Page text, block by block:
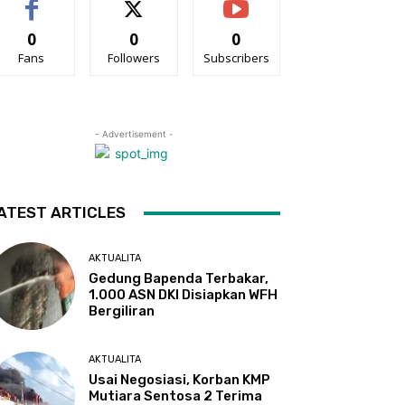
0
Fans
0
Followers
0
Subscribers
- Advertisement -
ARTICLES
AKTUALITA
Gedung Bapenda Terbakar,
1.000 ASN DKI Disiapkan WFH
Bergiliran
AKTUALITA
Usai Negosiasi, Korban KMP
Mutiara Sentosa 2 Terima